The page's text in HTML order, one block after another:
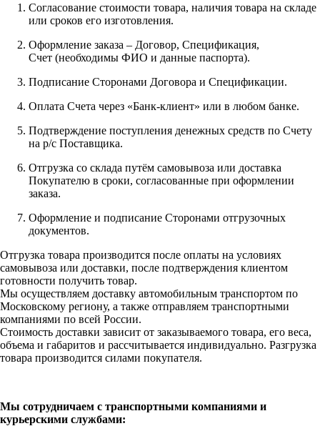
Согласование стоимости товара, наличия товара на складе
или сроков его изготовления.
Оформление заказа – Договор, Спецификация,
Счет (необходимы ФИО и данные паспорта).
Подписание Сторонами Договора и Спецификации.
Оплата Счета через «Банк-клиент» или в любом банке.
Подтверждение поступления денежных средств по Счету
на р/с Поставщика.
Отгрузка со склада путём самовывоза или доставка
Покупателю в сроки, согласованные при оформлении
заказа.
Оформление и подписание Сторонами отгрузочных
документов.
Отгрузка товара производится после оплаты на условиях
самовывоза или доставки, после подтверждения клиентом
готовности получить товар.
Мы осуществляем доставку автомобильным транспортом по
Московскому региону, а также отправляем транспортными
компаниями по всей России.
Стоимость доставки зависит от заказываемого товара, его веса,
объема и габаритов и рассчитывается индивидуально. Разгрузка
товара производится силами покупателя.
Мы сотрудничаем с транспортными компаниями и
курьерскими службами: